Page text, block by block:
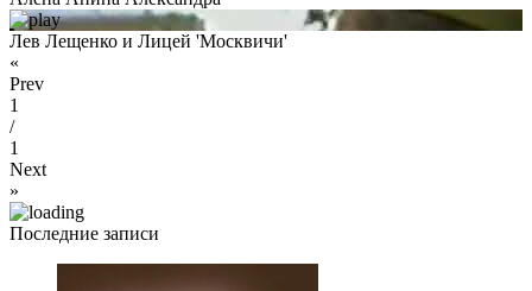
Лев Лещенко и Лицей 'Москвичи'
«
Prev
1
/
1
Next
»
Последние записи